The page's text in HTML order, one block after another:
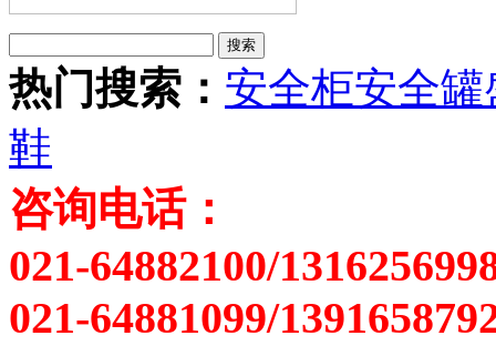
热门搜索： 安全柜安全罐
鞋
咨询电话：
021-64882100/
021-64881099/